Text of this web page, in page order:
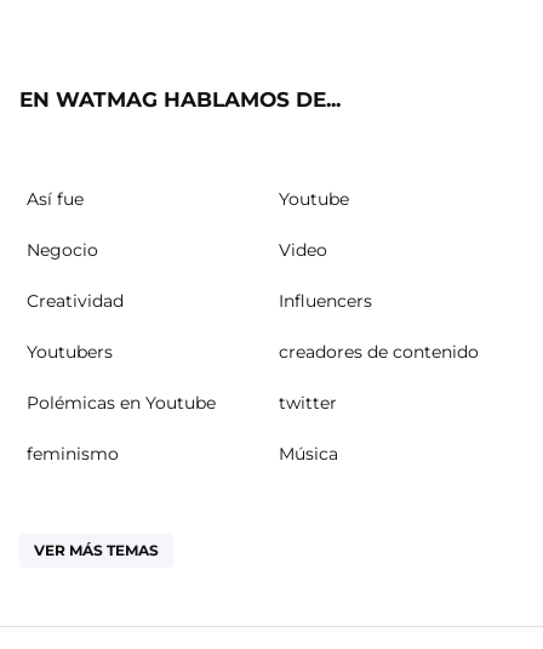
EN WATMAG HABLAMOS DE...
Así fue Youtube
Negocio Video
Creatividad Influencers
Youtubers creadores de contenido
Polémicas en Youtube twitter
feminismo Música
VER MÁS TEMAS